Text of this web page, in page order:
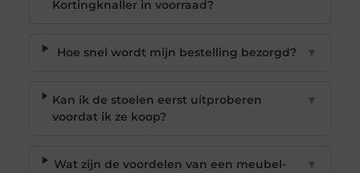
Kortingknaller in voorraad?
Hoe snel wordt mijn bestelling bezorgd? ▼
Kan ik de stoelen eerst uitproberen
voordat ik ze koop?
▼
Wat zijn de voordelen van een meubel-
▼